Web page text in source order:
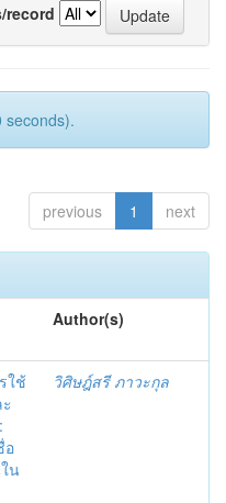
record
seconds).
previous 1 next
Author(s)
ใช้
อ
น
วิศิษฎ์สรี ภาวะกุล